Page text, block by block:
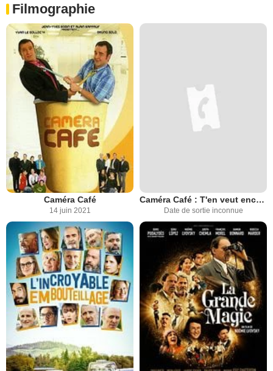
Filmographie
Caméra Café
14 juin 2021
Caméra Café : T'en veut encore ?
Date de sortie inconnue